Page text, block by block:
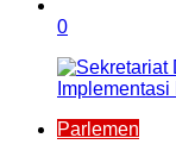
0
Parlemen